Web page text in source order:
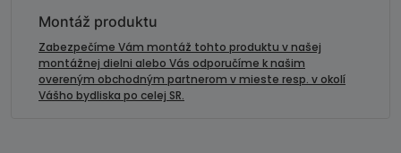
FAKRA
samica
Montáž produktu
Zabezpečíme Vám montáž tohto produktu v našej
montážnej dielni alebo Vás odporučíme k našim
overeným obchodným partnerom v mieste resp. v okolí
Vášho bydliska po celej SR.